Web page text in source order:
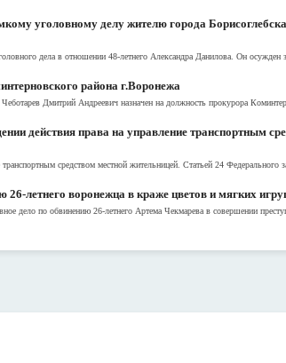
уголовному делу жителю города
дела в отношении 48-летнего Александра Данилова. Он осужден
района г.Воронежа
Дмитрий Андреевич назначен на должность прокурора
действия права на управление транспортным
средством местной жительницей. Статьей 24 Федерального
летнего воронежца в краже цветов и мягких
дело по обвинению 26-летнего Артема Чекмарева в совершении